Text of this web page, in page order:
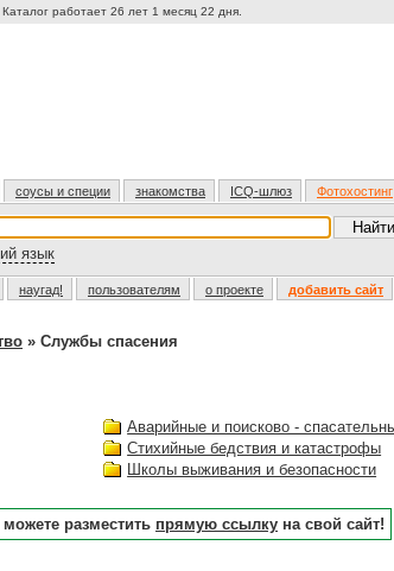
Каталог работает 26 лет 1 месяц 22 дня.
соусы и специи знакомства ICQ-шлюз Фотохостинг
язык
наугад! пользователям о проекте добавить сайт
» Службы спасения
Аварийные и поисково -
Стихийные бедствия и катастрофы
Школы выживания и безопасности
разместить прямую ссылку на свой сайт!